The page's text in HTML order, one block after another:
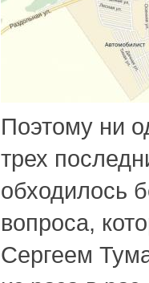
Поэтому ни
трех
обходилось
вопроса,
Сергеем